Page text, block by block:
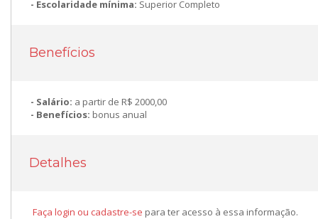
Escolaridade mínima: Superior Completo
Benefícios
Salário: a partir de R$ 2000,00
Benefícios: bonus anual
Detalhes
Faça login ou cadastre-se para ter acesso à essa informação.